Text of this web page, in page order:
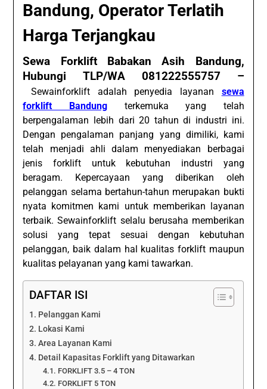
Bandung, Operator Terlatih
Harga Terjangkau
Sewa Forklift Babakan Asih Bandung,
Hubungi TLP/WA 081222555757 –
Sewainforklift adalah penyedia layanan sewa
forklift Bandungterkemuka yang telah
berpengalaman lebih dari 20 tahun di industri ini.
Dengan pengalaman panjang yang dimiliki, kami
telah menjadi ahli dalam menyediakan berbagai
jenis forklift untuk kebutuhan industri yang
beragam. Kepercayaan yang diberikan oleh
pelanggan selama bertahun-tahun merupakan bukti
nyata komitmen kami untuk memberikan layanan
terbaik. Sewainforklift selalu berusaha memberikan
solusi yang tepat sesuai dengan kebutuhan
pelanggan, baik dalam hal kualitas forklift maupun
kualitas pelayanan yang kami tawarkan.
DAFTAR ISI
Pelanggan Kami
Lokasi Kami
Area Layanan Kami
Detail Kapasitas Forklift yang Ditawarkan
FORKLIFT 3.5 – 4 TON
FORKLIFT 5 TON